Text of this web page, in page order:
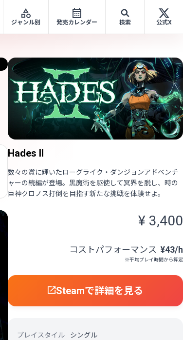
ジャンル別 発売カレンダー 検索 公式X
Hades II
数々の賞に輝いたローグライク・ダンジョンアドベンチ
ャーの続編が登場。黒魔術を駆使して冥界を脱し、時の
巨神クロノス打倒を目指す新たな挑戦を体験せよ。
¥ 3,400
コストパフォーマンス ¥43/h
※平均プレイ時間から算定
Steamで詳細を見る
プレイスタイル シングル